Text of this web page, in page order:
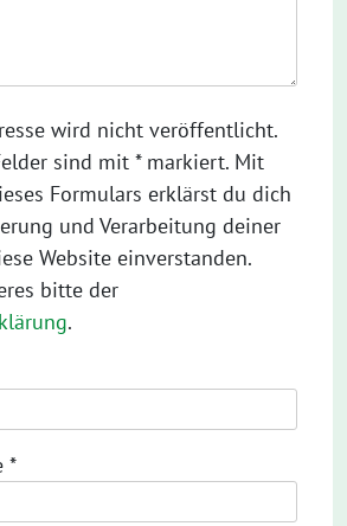
wird nicht veröffentlicht.
sind mit * markiert. Mit
Formulars erklärst du dich
und Verarbeitung deiner
Website einverstanden.
bitte der
.
*